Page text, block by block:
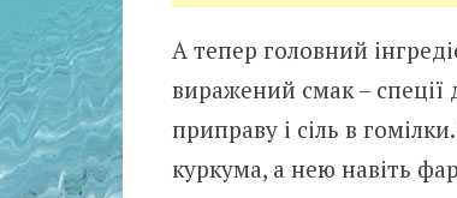
А тепер головний
виражений смак – спеції
приправу і сіль в
куркума, а нею навіть